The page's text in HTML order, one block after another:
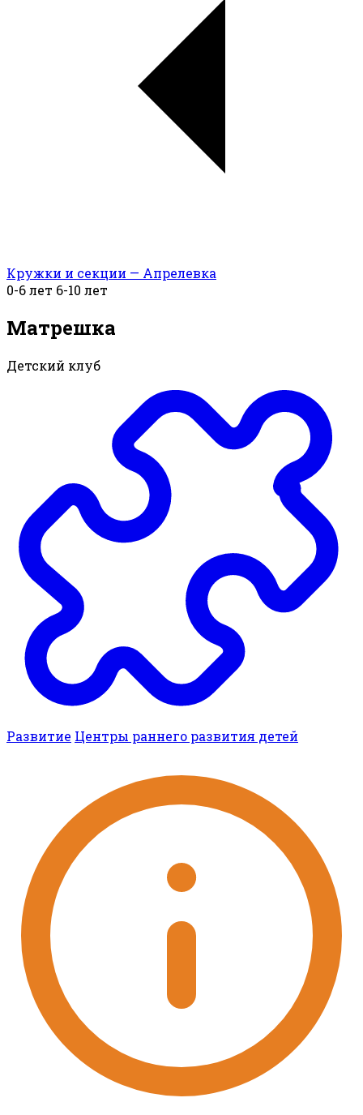
Кружки и секции — Апрелевка
0-6 лет 6-10 лет
Матрешка
Детский клуб
Развитие Центры раннего развития детей